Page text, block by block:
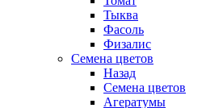
Тыква
Фасоль
Физалис
Семена цветов
Назад
Семена цветов
Агератумы